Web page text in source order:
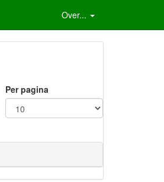
Over...
Per pagina